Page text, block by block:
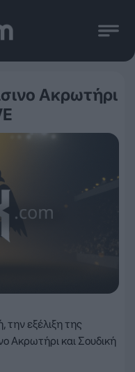
Ακρωτήρι
εξέλιξη της
Ακρωτήρι και Σουδική